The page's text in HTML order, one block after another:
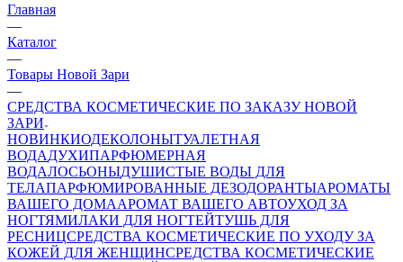
Главная
—
Каталог
—
Товары Новой Зари
—
СРЕДСТВА КОСМЕТИЧЕСКИЕ ПО ЗАКАЗУ НОВОЙ
ЗАРИ
НОВИНКИОДЕКОЛОНЫТУАЛЕТНАЯ
ВОДАДУХИПАРФЮМЕРНАЯ
ВОДАЛОСЬОНЫДУШИСТЫЕ ВОДЫ ДЛЯ
ТЕЛАПАРФЮМИРОВАННЫЕ ДЕЗОДОРАНТЫАРОМАТЫ
ВАШЕГО ДОМААРОМАТ ВАШЕГО АВТОУХОД ЗА
НОГТЯМИЛАКИ ДЛЯ НОГТЕЙТУШЬ ДЛЯ
РЕСНИЦСРЕДСТВА КОСМЕТИЧЕСКИЕ ПО УХОДУ ЗА
КОЖЕЙ ДЛЯ ЖЕНЩИНСРЕДСТВА КОСМЕТИЧЕСКИЕ